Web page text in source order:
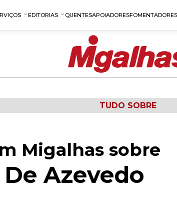
EDITORIAS QUENTESAPOIADORESFOMENTADORES
TUDO SOBRE
Migalhas sobre
Azevedo